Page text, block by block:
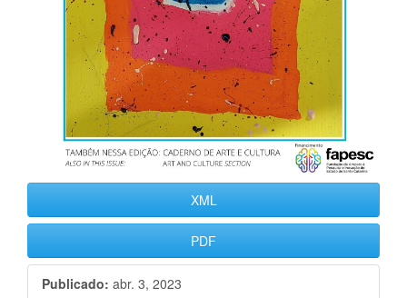
XML
PDF
Publicado: abr. 3, 2023